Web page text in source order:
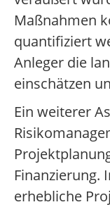
Maßnahmen
quantifiziert
Anleger die
einschätzen
Ein weiterer
Finanzierung.
erhebliche